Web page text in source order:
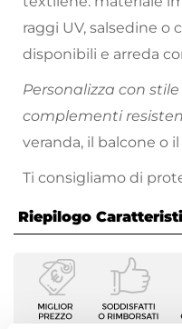
raggi UV, salsedine o
disponibili e arreda
Personalizza con
complementi
veranda, il balcone o
Ti consigliamo di
raggi solari. Metti al
copertura, oppure
per la cura e la
protettive.
Riepilogo
Caratteristiche
Tipologia
Tavolo fisso